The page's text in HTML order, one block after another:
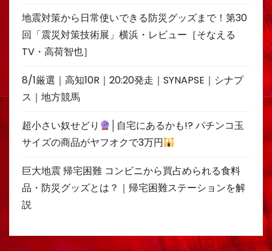
地震対策から日常使いできる防災グッズまで！第30
回「震災対策技術展」横浜・レビュー［そなえる
TV・高荷智也］
8/1厳選｜高知10R｜20:20発走｜SYNAPSE｜シナプ
ス｜地方競馬
超小さい奴せどり
│自宅にあるかも!? パチンコ玉
サイズの商品がヤフオクで3万円
巨大地震 帰宅困難 コンビニから買占められる食料
品・防災グッズとは？｜帰宅困難ステーションを解
説